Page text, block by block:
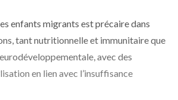
enfants migrants est précaire dans
tant nutritionnelle et immunitaire que
avec des
en lien avec l’insuffisance